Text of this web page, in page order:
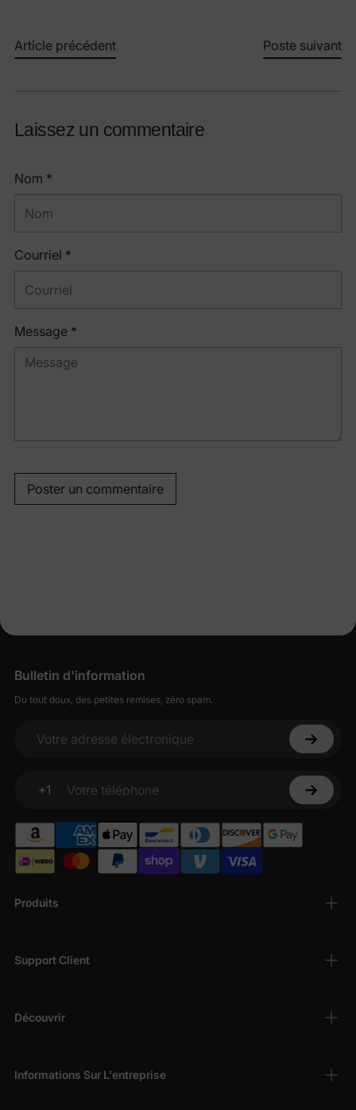
Article précédent Poste suivant
Laissez un commentaire
Nom *
Courriel *
Message *
Poster un commentaire
Produits
Support Client
Découvrir
Informations Sur L'entreprise
Bulletin d'information
Du tout doux, des petites remises, zéro spam.
Votre adresse électronique
+1
Votre téléphone